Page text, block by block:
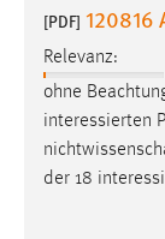
[PDF] 120816
Relevanz:
ohne
interessierten
der 18